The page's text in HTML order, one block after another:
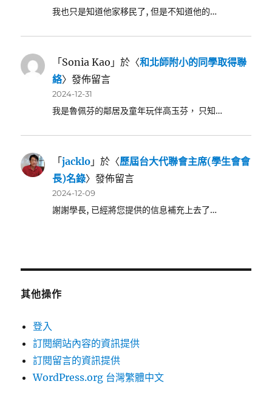
我也只是知道他家移民了, 但是不知道他的…
「Sonia Kao 」於〈和北師附小的同學取得聯
絡〉發佈留言
2024-12-31
我是魯佩芬的鄰居及童年玩伴高玉芬， 只知…
「jacklo 」於〈歷屆台大代聯會主席(學生會會
長)名錄〉發佈留言
2024-12-09
謝謝學長, 已經將您提供的信息補充上去了…
其他操作
登入
訂閱網站內容的資訊提供
訂閱留言的資訊提供
WordPress.org 台灣繁體中文